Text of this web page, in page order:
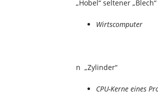
„Hobel“ seltener „Blech“
Wirtscomputer
n „Zylinder“
CPU-Kerne eines